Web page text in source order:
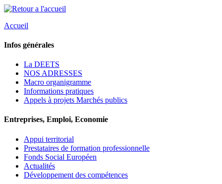
Accueil
Infos générales
La DEETS
NOS ADRESSES
Macro organigramme
Informations pratiques
Appels à projets Marchés publics
Entreprises, Emploi, Economie
Appui territorial
Prestataires de formation professionnelle
Fonds Social Européen
Actualités
Développement des compétences